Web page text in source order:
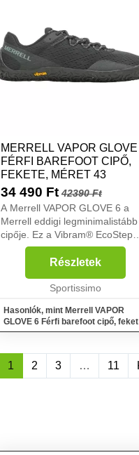
MERRELL VAPOR
FÉRFI BAREFOOT CIPŐ,
FEKETE, MÉRET 43
34 490 Ft 42390 Ft
A Merrell VAPOR GLOVE 6 a
Merrell eddigi legminimalistább
cipője. Ez a Vibram® EcoStep
talpnak köszönhető, amely
tökéletesen illeszkedik a lábhoz
maximális tapadás és tartósság
érdekében, valamint a...
Részletek
Sportissimo
Hasonlók, mint Merrell VAPOR
GLOVE 6 Férfi barefoot cipő,
méret 43
1 2 3 … 11